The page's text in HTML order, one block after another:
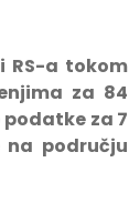
RS-a tokom
za 84
za 7
području